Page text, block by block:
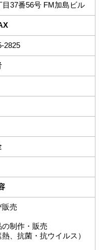
37番56号 FM加島ビル
2825
販売
制作・販売
、抗菌・抗ウイルス）